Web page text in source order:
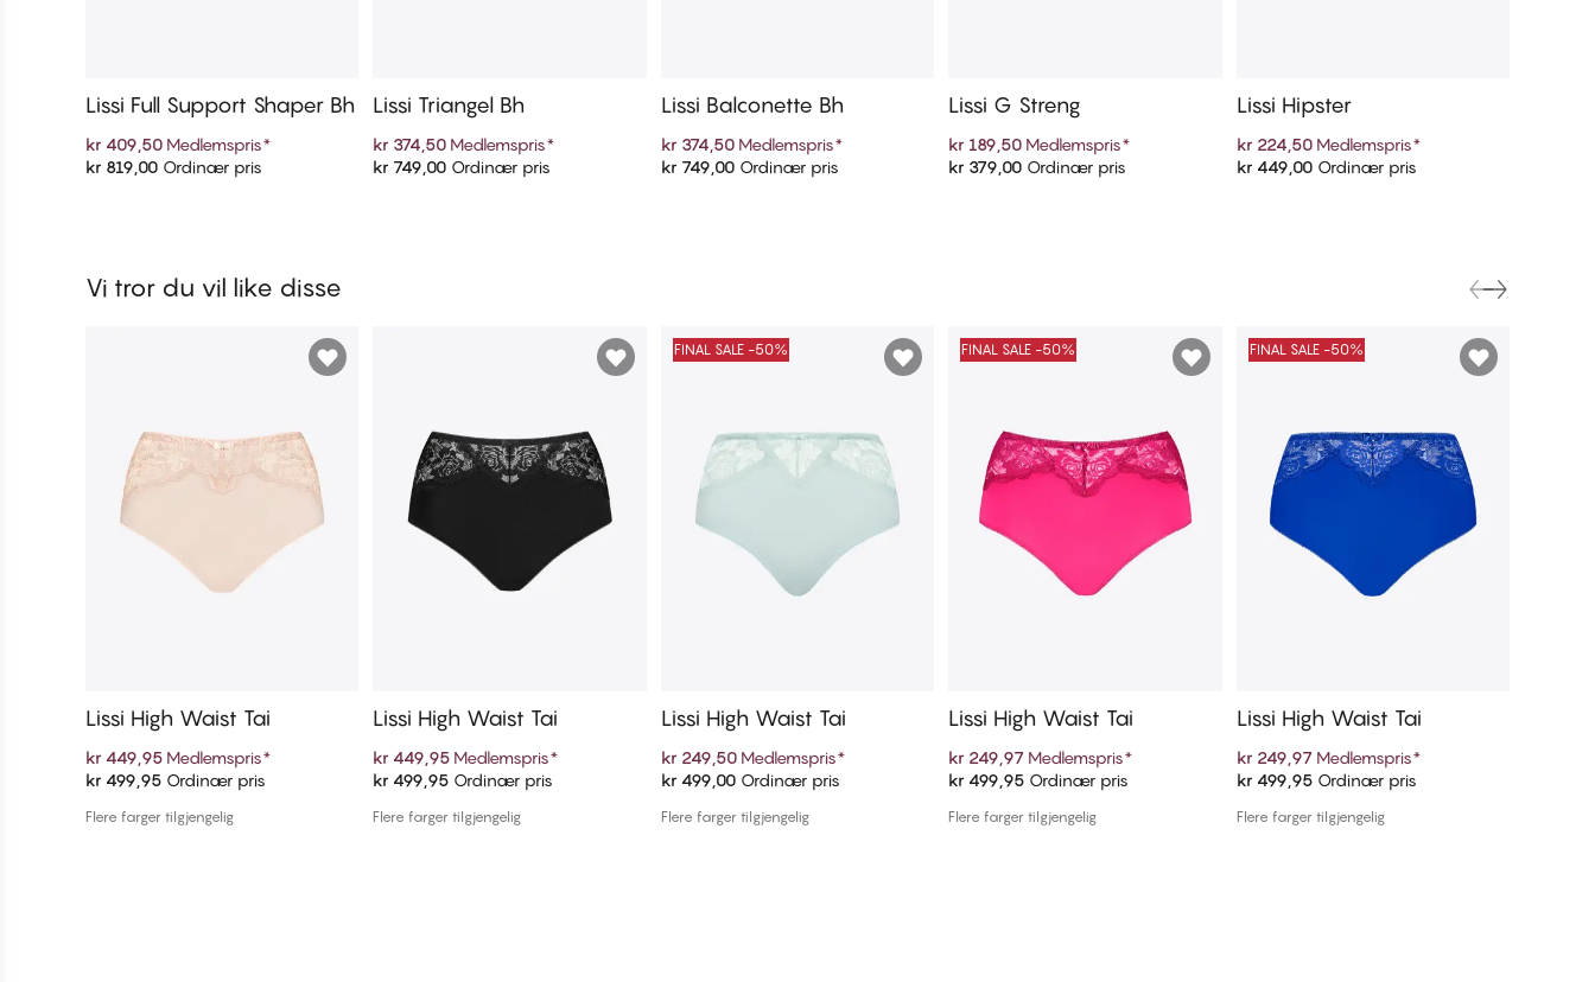
Legg i handlekurven
Lissi Full Support Shaper Bh
kr 409,50 Medlemspris*
kr 819,00 Ordinær pris Legg i handlekurven
Lissi Triangel Bh
kr 374,50 Medlemspris*
kr 749,00 Ordinær pris Legg i handlekurven
Lissi Balconette Bh
kr 374,50 Medlemspris*
kr 749,00Ordinær pris Legg i handlekurven
Lissi G Streng
kr 189,50 Medlemspris*
kr 379,00 Ordinær pris Legg i handlekurven
Lissi Hipster
kr 224,50 Medlemspris*
kr 449,00Ordinær pris
Vi tror du vil like disse
Legg i handlekurven
Lissi High Waist Tai
kr 449,95 Medlemspris*
kr 499,95 Ordinær pris
Flere farger tilgjengelig
Legg i handlekurven
Lissi High Waist Tai
kr 449,95 Medlemspris*
kr 499,95 Ordinær pris
Flere farger tilgjengelig
Legg i handlekurven
FINAL SALE -50%
Lissi High Waist Tai
kr 249,50 Medlemspris*
kr 499,00Ordinær pris
Flere farger tilgjengelig
Legg i handlekurven
FINAL SALE -50%
Lissi High Waist Tai
kr 249,97 Medlemspris*
kr 499,95 Ordinær pris
Flere farger tilgjengelig
Legg i handlekurven
FINAL SALE -50%
Lissi High Waist Tai
kr 249,97 Medlemspris*
kr 499,95Ordinær pris
Flere farger tilgjengelig